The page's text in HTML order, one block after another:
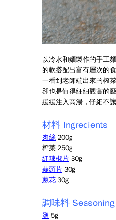
以冷水和麵製作的手工
的軟搭配出富有層次的
一看到老師端出來的榨
卻也是值得細細觀賞的
緩緩注入高湯，仔細不
材料 Ingredients
肉絲 200g
榨菜 250g
紅辣椒片 30g
蒜頭片 30g
蔥花 30g
調味料 Seasoning
鹽 5g